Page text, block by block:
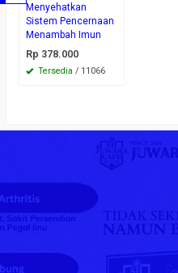
Menyehatkan
Sistem Pencernaan
Menambah Imun
Rp 378.000
Tersedia / 11066